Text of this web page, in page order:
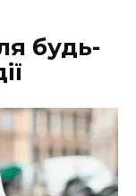
будь-